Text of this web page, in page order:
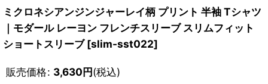
ミクロネシアンジンジャーレイ柄 プリント 半袖 Tシャツ
｜モダール レーヨン フレンチスリーブ スリムフィット
ショートスリーブ [slim-sst022]
販売価格: 3,630円(税込)